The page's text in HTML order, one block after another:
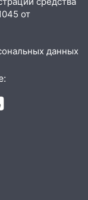
от
данных